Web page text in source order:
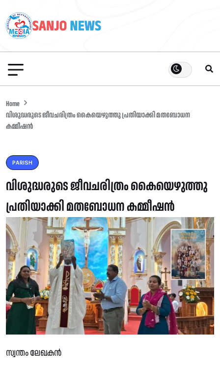
Home
വിശുദ്ധരുടെ ജീവചരിത്രം കൈയെഴുത്തു പ്രതിയാക്കി മതബോധന
കമ്മീഷൻ
PARISH
വിശുദ്ധരുടെ ജീവചരിത്രം കൈയെഴുത്തു
പ്രതിയാക്കി മതബോധന കമ്മീഷൻ
സ്വന്തം ലേഖകൻ